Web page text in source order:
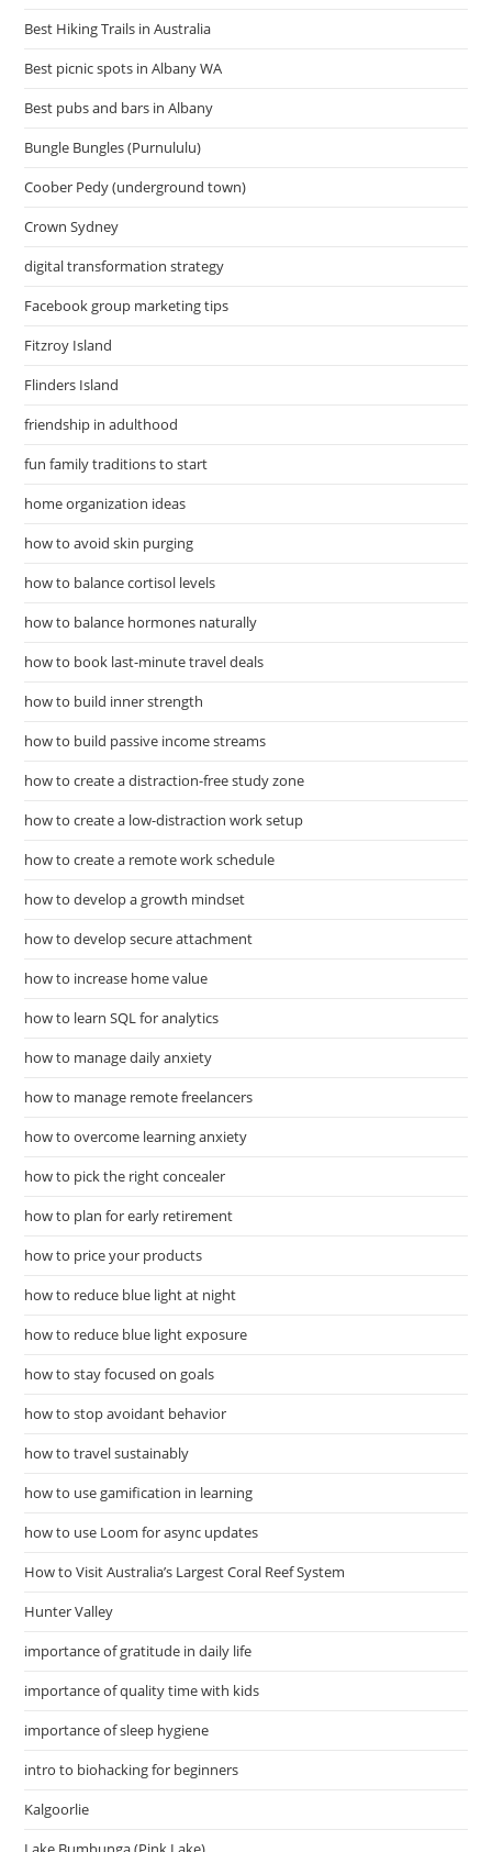
Best Hiking Trails in Australia
Best picnic spots in Albany WA
Best pubs and bars in Albany
Bungle Bungles (Purnululu)
Coober Pedy (underground town)
Crown Sydney
digital transformation strategy
Facebook group marketing tips
Fitzroy Island
Flinders Island
friendship in adulthood
fun family traditions to start
home organization ideas
how to avoid skin purging
how to balance cortisol levels
how to balance hormones naturally
how to book last-minute travel deals
how to build inner strength
how to build passive income streams
how to create a distraction-free study zone
how to create a low-distraction work setup
how to create a remote work schedule
how to develop a growth mindset
how to develop secure attachment
how to increase home value
how to learn SQL for analytics
how to manage daily anxiety
how to manage remote freelancers
how to overcome learning anxiety
how to pick the right concealer
how to plan for early retirement
how to price your products
how to reduce blue light at night
how to reduce blue light exposure
how to stay focused on goals
how to stop avoidant behavior
how to travel sustainably
how to use gamification in learning
how to use Loom for async updates
How to Visit Australia’s Largest Coral Reef System
Hunter Valley
importance of gratitude in daily life
importance of quality time with kids
importance of sleep hygiene
intro to biohacking for beginners
Kalgoorlie